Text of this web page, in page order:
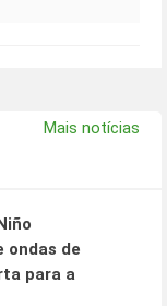
Mais notícias
ondas de
para a